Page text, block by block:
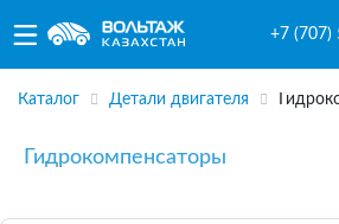
+7 (707)
Каталог Детали двигателя
Гидрокомпенсаторы